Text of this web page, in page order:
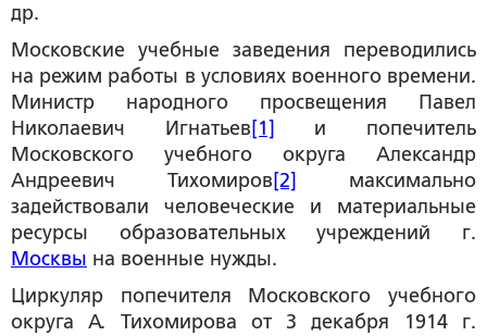
др.
Московские учебные заведения переводились
на режим работы в условиях военного времени.
Министр народного просвещения Павел
Николаевич Игнатьев [1]
и попечитель
Московского учебного округа Александр
Андреевич Тихомиров [2]
максимально
задействовали человеческие и материальные
ресурсы образовательных учреждений г.
Москвы на военные нужды.
Циркуляр попечителя Московского учебного
округа А. Тихомирова от 3 декабря 1914 г.